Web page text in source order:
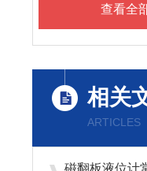
查看全
相关
ARTICLES
磁翻板液位计